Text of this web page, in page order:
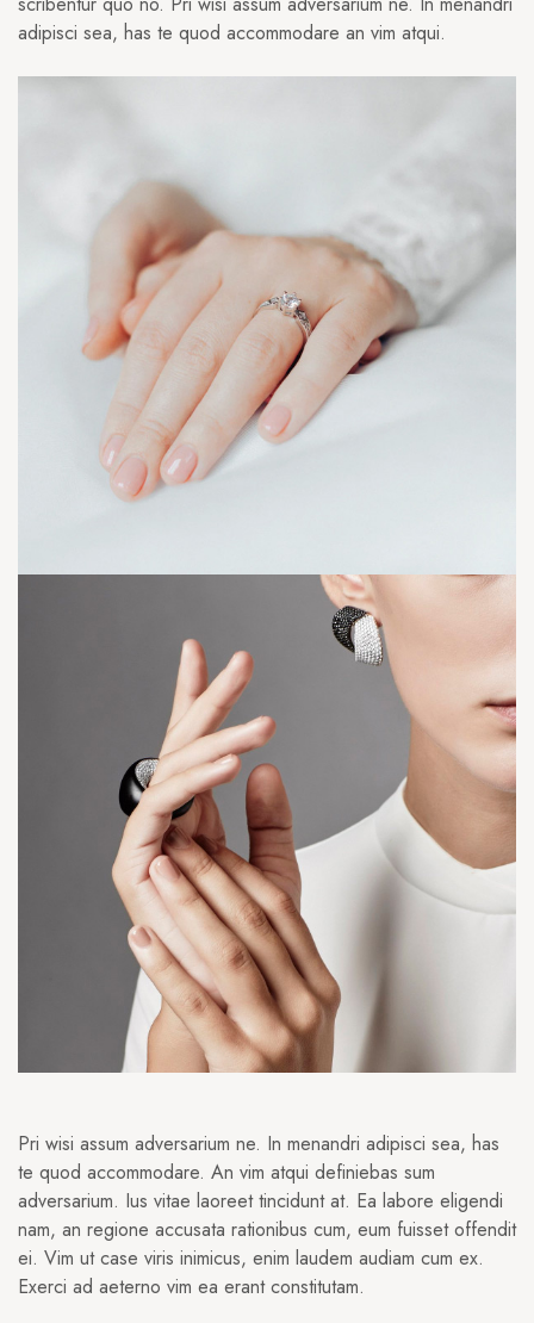
adipisci sea, has te quod accommodare an vim atqui.
Pri wisi assum adversarium ne. In menandri adipisci sea, has
te quod accommodare. An vim atqui definiebas sum
adversarium. Ius vitae laoreet tincidunt at. Ea labore eligendi
nam, an regione accusata rationibus cum, eum fuisset offendit
ei. Vim ut case viris inimicus, enim laudem audiam cum ex.
Exerci ad aeterno vim ea erant constitutam.